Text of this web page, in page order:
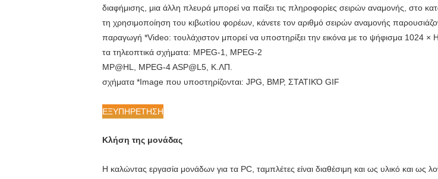
διαφήμισης, μια άλλη πλευρά μπορεί να παίξει τις πληροφορίες σειρών αναμονής, στο
τη χρησιμοποίηση του κιβωτίου φορέων, κάνετε τον αριθμό σειρών αναμονής
παραγωγή *Video: τουλάχιστον μπορεί να υποστηρίξει την εικόνα με το ψήφισμα 1024 ×
τα τηλεοπτικά σχήματα: MPEG-1, MPEG-2
MP@HL, MPEG-4 ASP@L5, Κ.ΛΠ.
σχήματα *Image που υποστηρίζονται: JPG, BMP, ΣΤΑΤΙΚΌ GIF
ΕΞΥΠΗΡΕΤΗΣΗ
Κλήση της μονάδας
Η καλώντας εργασία μονάδων για τα PC, ταμπλέτες είναι διαθέσιμη και ως υλικό και ως